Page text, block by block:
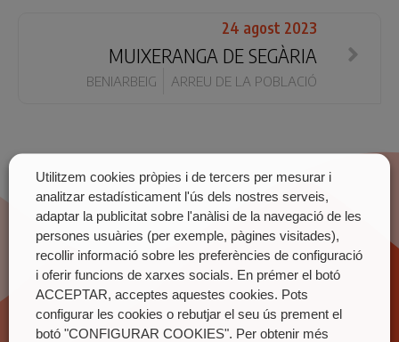
24 agost 2023
MUIXERANGA DE SEGÀRIA
BENIARBEIG ARREU DE LA POBLACIÓ
Utilitzem cookies pròpies i de tercers per mesurar i
analitzar estadísticament l'ús dels nostres serveis,
adaptar la publicitat sobre l'anàlisi de la navegació de les
persones usuàries (per exemple, pàgines visitades),
recollir informació sobre les preferències de configuració
i oferir funcions de xarxes socials. En prémer el botó
ACCEPTAR, acceptes aquestes cookies. Pots
configurar les cookies o rebutjar el seu ús prement el
botó "CONFIGURAR COOKIES". Per obtenir més